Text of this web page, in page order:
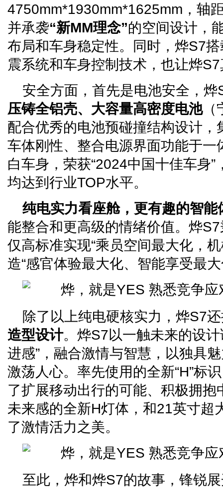
4750mm*1930mm*1625mm，轴
并承袭“新MM理念”的空间设计，
布局和车身稳定性。同时，烨S7
震系统和车身控制技术，也让烨
安全方面，首先是电池安全，烨
压铸全铝壳、大容量高密度电池（
配合优秀的电池预碰撞结构设计
车体刚性、整合电源界面功能于
白车身，荣获“2024中国十佳车身
均达到行业TOP水平。
纯电实力看座舱，更有趣的智能
能整合和更高级的情绪价值。烨
仅高标准实现“乘员空间最大化，
造“感官体验最大化、智能享受最
除了以上纯电硬核实力，烨S7
造型设计。烨S7以一触未来的设计
进感”，融合激情与智慧，以独具
激荡人心。率先使用的全新“H”标
了扩展移动出行的可能、积极拥
未来感的全新H灯体，和21英寸超
了激情活力之美。
至此，烨和烨S7的故事，锋锐展